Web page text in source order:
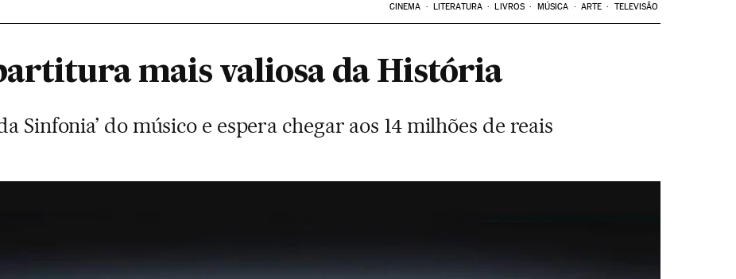
CINEMA LITERATURA LIVROS MÚSICA ARTE TELEVISÃO
mais valiosa da História
Sinfonia’ do músico e espera chegar aos 14 milhões de reais